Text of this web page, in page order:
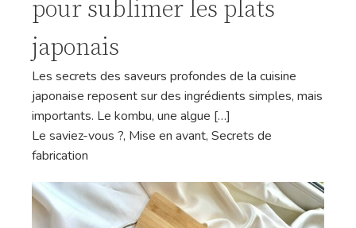
pour sublimer les plats
japonais
Les secrets des saveurs profondes de la cuisine
japonaise reposent sur des ingrédients simples, mais
importants. Le kombu, une algue […]
Le saviez-vous ?, Mise en avant, Secrets de
fabrication